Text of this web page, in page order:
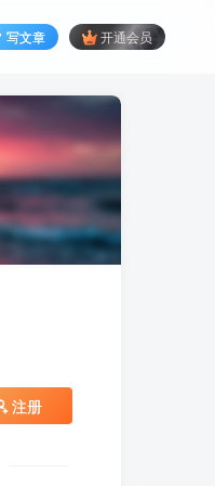
写文章 开通会员
注册